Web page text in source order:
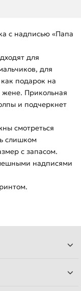
с надписью «Папа
для
для
подарок на
Прикольная
и подчеркнет
смотреться
слишком
с запасом.
надписями